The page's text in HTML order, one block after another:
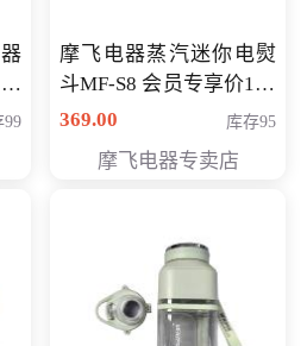
99
摩飞电器蒸汽迷你电熨
斗MF-S8 会员专享价168
元
369.00 库存95
摩飞电器专卖店